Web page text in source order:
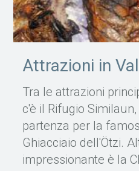
Attrazioni in
Tra le attrazioni
c'è il Rifugio
partenza per la
Ghiacciaio dell'Ötzi.
impressionante è la